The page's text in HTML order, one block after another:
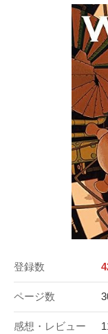
登録数
ページ数
感想・レビュー